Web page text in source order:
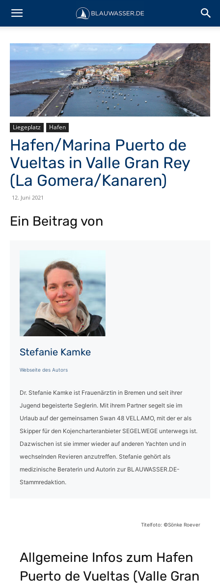
Liegeplatz Hafen
Hafen/Marina Puerto de
Vueltas in Valle Gran Rey
(La Gomera/Kanaren)
12. Juni 2021
Ein Beitrag von
Stefanie Kamke
Webseite des Autors
Dr. Stefanie Kamke ist Frauenärztin in Bremen und seit ihrer
Jugend begeisterte Seglerin. Mit ihrem Partner segelt sie im
Urlaub auf der gemeinsamen Swan 48 VELLAMO, mit der er als
Skipper für den Kojencharteranbieter SEGELWEGE unterwegs ist.
Dazwischen ist sie immer wieder auf anderen Yachten und in
wechselnden Revieren anzutreffen. Stefanie gehört als
medizinische Beraterin und Autorin zur BLAUWASSER.DE-
Stammredaktion.
Titelfoto: ©Sönke Roever
Allgemeine Infos zum Hafen
Puerto de Vueltas (Valle Gran